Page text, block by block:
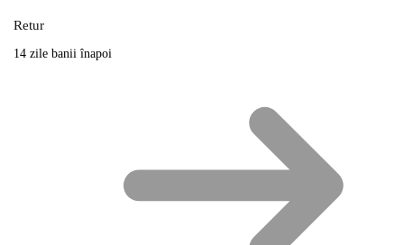
Retur
14 zile banii înapoi